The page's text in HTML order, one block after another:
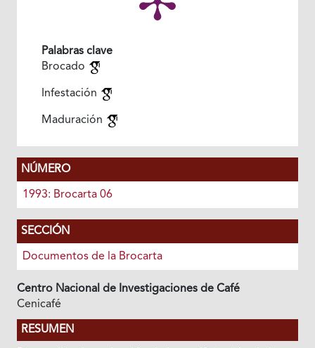
Palabras clave
Brocado
Infestación
Maduración
NÚMERO
1993: Brocarta 06
SECCIÓN
Documentos de la Brocarta
Centro Nacional de Investigaciones de Café
Cenicafé
RESUMEN